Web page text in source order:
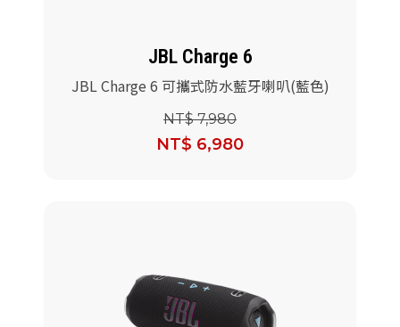
JBL Charge 6
JBL Charge 6 可攜式防水藍牙喇叭(藍色)
NT$ 7,980
NT$ 6,980